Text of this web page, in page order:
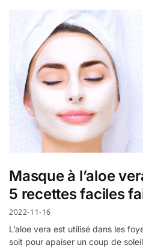
Masque à l’aloe
5 recettes faciles
2022-11-16
L’aloe vera est utilisé dans les
soit pour apaiser un coup de